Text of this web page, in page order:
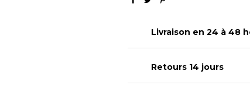
Livraison en 24 à 48
Retours 14 jours